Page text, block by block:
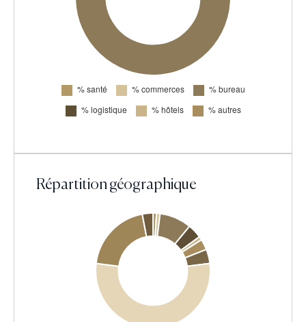
Répartition géographique